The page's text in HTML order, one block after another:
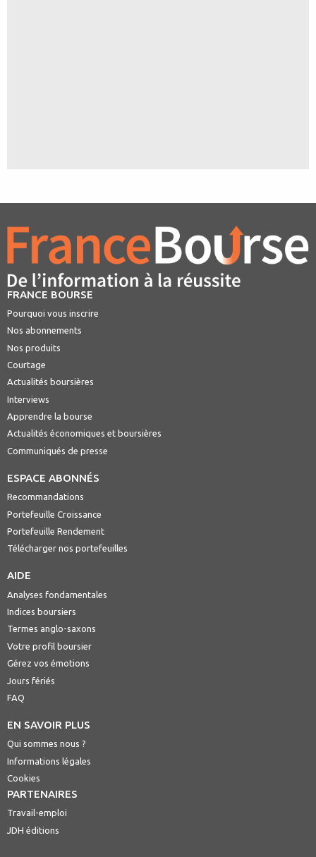
FRANCE BOURSE
Pourquoi vous inscrire
Nos abonnements
Nos produits
Courtage
Actualités boursières
Interviews
Apprendre la bourse
Actualités économiques et boursières
Communiqués de presse
ESPACE ABONNÉS
Recommandations
Portefeuille Croissance
Portefeuille Rendement
Télécharger nos portefeuilles
AIDE
Analyses fondamentales
Indices boursiers
Termes anglo-saxons
Votre profil boursier
Gérez vos émotions
Jours fériés
FAQ
EN SAVOIR PLUS
Qui sommes nous ?
Informations légales
Cookies
PARTENAIRES
Travail-emploi
JDH éditions